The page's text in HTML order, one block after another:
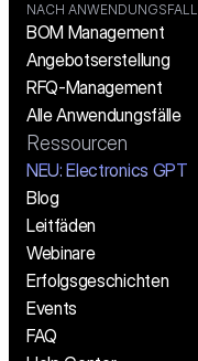
NACH ANWENDUNGSFALL
BOM Management
Angebotserstellung
RFQ-Management
Alle Anwendungsfälle
Ressourcen
NEU: Electronics GPT
Blog
Leitfäden
Webinare
Erfolgsgeschichten
Events
FAQ